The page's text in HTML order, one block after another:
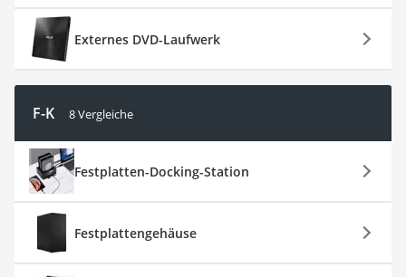
Externes DVD-Laufwerk
F-K 8 Vergleiche
Festplatten-Docking-Station
Festplattengehäuse